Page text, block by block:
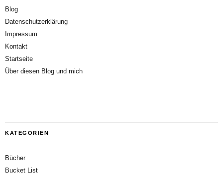
Blog
Datenschutzerklärung
Impressum
Kontakt
Startseite
Über diesen Blog und mich
KATEGORIEN
Bücher
Bucket List